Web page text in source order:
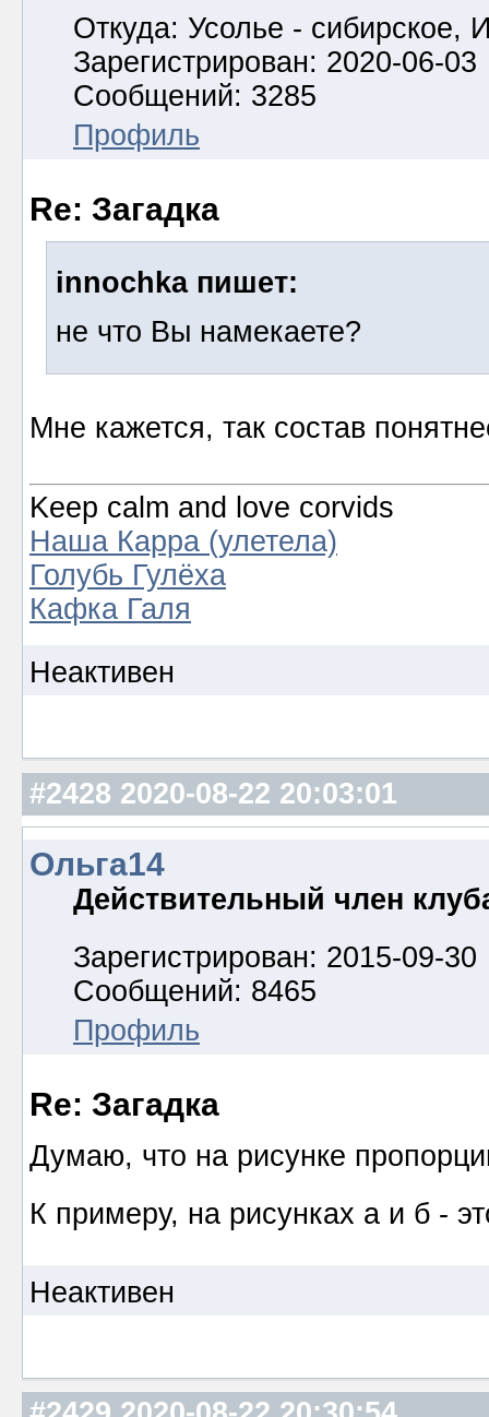
Откуда: Усолье - сибирское,
Зарегистрирован: 2020-06-03
Сообщений: 3285
Профиль
Re: Загадка
innochka пишет:
не что Вы намекаете?
Мне кажется, так состав
Keep calm and love corvids
Наша Карра (улетела)
Голубь Гулёха
Кафка Галя
Неактивен
#2428 2020-08-22 20:03:01
Ольга14
Действительный член
Зарегистрирован: 2015-09-30
Сообщений: 8465
Профиль
Re: Загадка
Думаю, что на рисунке
К примеру, на рисунках а и б -
Неактивен